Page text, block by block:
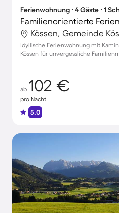
Ferienwohnung ∙ 4 Gäste ∙ 1
Kössen, Gemeinde
Idyllische Ferienwohnung mit
Kössen für unvergessliche
ab 102 €
pro Nacht
5.0